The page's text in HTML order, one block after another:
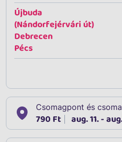
Újbuda
(Nándorfejérvári út)
Debrecen
Pécs
Csomagpont és
790 Ft aug. 11. -